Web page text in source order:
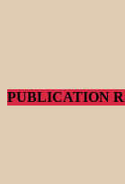
PUBLICATION